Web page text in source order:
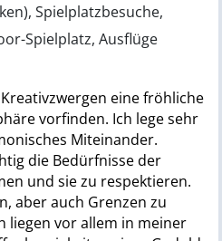
Spielplatzbesuche,
Spielplatz, Ausflüge
eine fröhliche
vorfinden. Ich lege sehr
Miteinander.
die Bedürfnisse der
und sie zu respektieren.
aber auch Grenzen zu
liegen vor allem in meiner